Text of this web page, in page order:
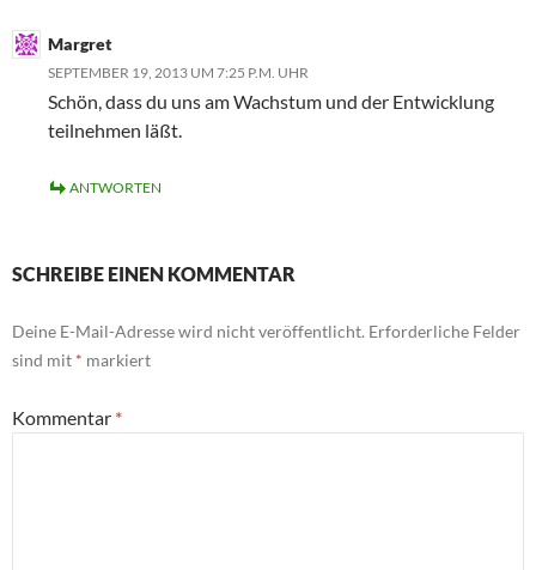
Margret
SEPTEMBER 19, 2013 UM 7:25 P.M. UHR
Schön, dass du uns am Wachstum und der Entwicklung
teilnehmen läßt.
ANTWORTEN
SCHREIBE EINEN KOMMENTAR
Deine E-Mail-Adresse wird nicht veröffentlicht. Erforderliche Felder
sind mit * markiert
Kommentar *